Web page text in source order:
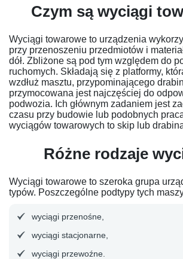
Czym są wyciągi
Wyciągi towarowe to urządzenia
przy przenoszeniu przedmiotów i
dół. Zbliżone są pod tym względem do
ruchomych. Składają się z platformy,
wzdłuż masztu, przypominającego
przymocowana jest najczęściej do
podwozia. Ich głównym zadaniem jest
czasu przy budowie lub podobnych
wyciągów towarowych to skip lub
Różne rodzaje
Wyciągi towarowe to szeroka grupa
typów. Poszczególne podtypy tych
wyciągi przenośne,
wyciągi stacjonarne,
wyciągi przewoźne.